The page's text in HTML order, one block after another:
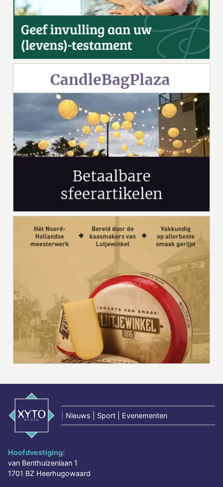
Nieuws | Sport | Evenementen
Hoofdvestiging:
van Benthuizenlaan 1
1701 BZ Heerhugowaard